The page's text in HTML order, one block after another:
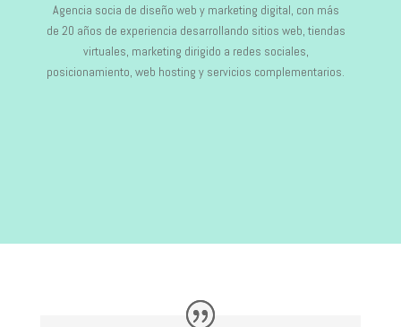
Agencia socia de diseño web y marketing digital, con más
de 20 años de experiencia desarrollando sitios web, tiendas
virtuales, marketing dirigido a redes sociales,
posicionamiento, web hosting y servicios complementarios.